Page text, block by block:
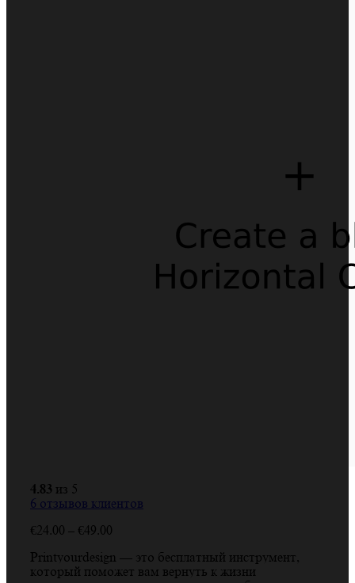
4.83 из 5
6 отзывов клиентов
€24.00 – €49.00
€24.00
–
Printyourdesign — это бесплатный инструмент,
который поможет вам вернуть к жизни